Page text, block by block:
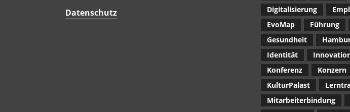
Datenschutz
Digitalisierung
EvoMap
Führung
Gesundheit
Identität
Konferenz
Konzern
KulturPalast
Mitarbeiterbindung